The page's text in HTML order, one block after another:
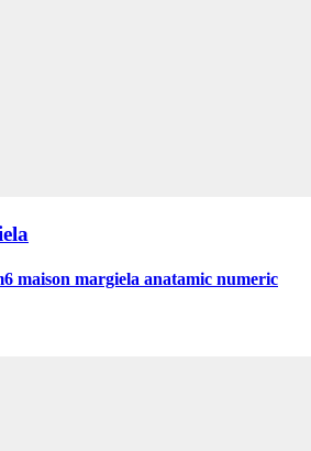
maison margiela anatamic numeric